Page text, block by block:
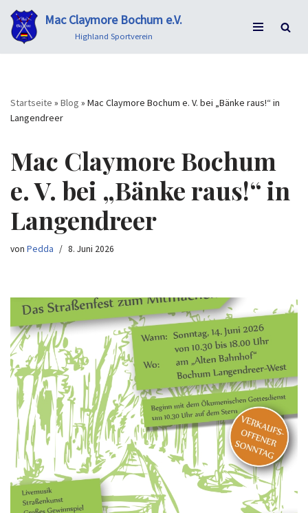
Zum
Inhalt
Mac Claymore Bochum e.V.
Highland Sportverein
Startseite » Blog » Mac Claymore Bochum e. V. bei „Bänke raus!“ in
Langendreer
Mac Claymore Bochum
e. V. bei „Bänke raus!“ in
Langendreer
von Pedda 8. Juni 2026